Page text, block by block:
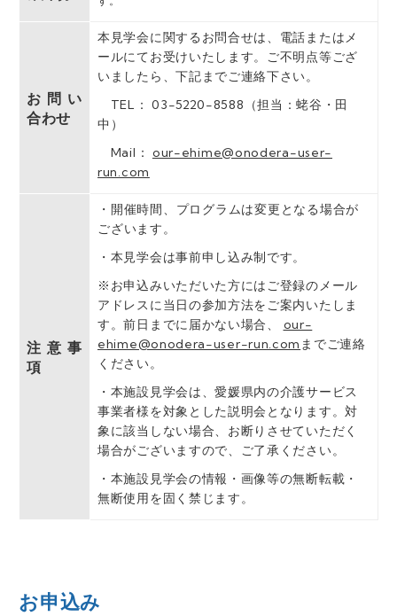
お問い
合わせ
本見学会に関するお問合せは、電話またはメ
ールにてお受けいたします。ご不明点等ござ
いましたら、下記までご連絡下さい。
TEL： 03-5220-8588（担当：蛯谷・田
中）
Mail： our-ehime@onodera-user-
run.com
注意事
項
・開催時間、プログラムは変更となる場合が
ございます。
・本見学会は事前申し込み制です。
※お申込みいただいた⽅にはご登録のメール
アドレスに当日の参加方法をご案内いたしま
す。前日までに届かない場合、 our-
ehime@onodera-user-run.com までご連絡
ください。
・本施設見学会は、愛媛県内の介護サービス
事業者様を対象とした説明会となります。対
象に該当しない場合、お断りさせていただく
場合がございますので、ご了承ください。
・本施設見学会の情報・画像等の無断転載・
無断使⽤を固く禁じます。
お申込み